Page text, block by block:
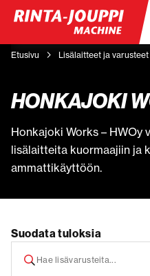
Etusivu Lisälaitteet ja varusteet
HONKAJOKI
Honkajoki Works – HWOy
lisälaitteita kuormaajiin ja
ammattikäyttöön.
Suodata tuloksia